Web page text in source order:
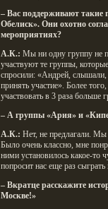
– Вас поддерживают
Обелиск». Они охотно
мероприятиях?
А.К.: Мы ни одну группу не
участвуют те группы,
спросили: «Андрей,
принять участие». Более
участвовать в 3 раза больше
– А группы «Ария» и
А.К.: Нет, не предлагали. Мы
Было очень классно, мне
ними установилось какое-то
попросит нас еще раз
– Вкратце расскажите
Москве!»